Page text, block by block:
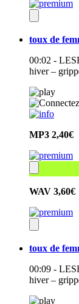
toux de
00:02 -
hiver –
MP3 2,40€
WAV 3,60€
toux de
00:09 -
hiver –